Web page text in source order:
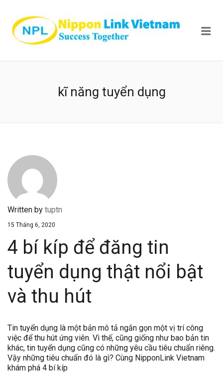
kĩ năng tuyển dụng
Written by tuptn
15 Tháng 6, 2020
4 bí kíp để đăng tin
tuyển dụng thật nổi bật
và thu hút
Tin tuyển dụng là một bản mô tả ngắn gọn một vị trí công
việc để thu hút ứng viên. Vì thế, cũng giống như bao bản tin
khác, tin tuyển dụng cũng có những yêu cầu tiêu chuẩn riêng.
Vậy những tiêu chuẩn đó là gì? Cùng NipponLink Vietnam
khám phá 4 bí kíp